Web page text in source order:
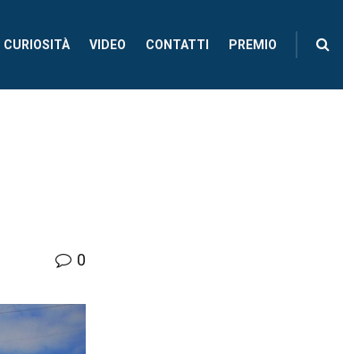
CURIOSITÀ VIDEO CONTATTI PREMIO
0